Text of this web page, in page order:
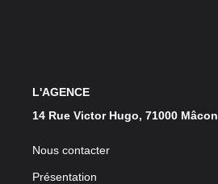
L'AGENCE
14 Rue Victor Hugo, 71000 Mâcon
Nous contacter
Présentation